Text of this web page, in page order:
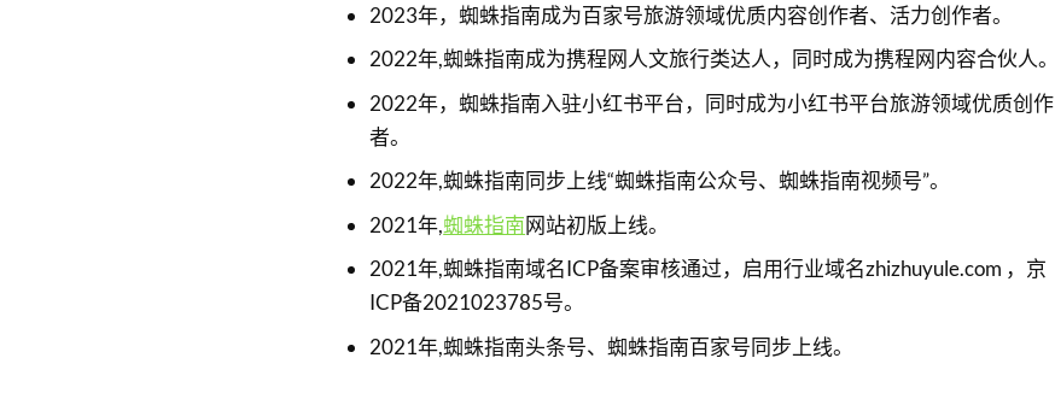
2023年，蜘蛛指南成为百家号旅游领域优质内容创作者、活力创作者。
2022年,蜘蛛指南成为携程网人文旅行类达人，同时成为携程网内容合伙人。
2022年，蜘蛛指南入驻小红书平台，同时成为小红书平台旅游领域优质创作
者。
2022年,蜘蛛指南同步上线“蜘蛛指南公众号、蜘蛛指南视频号”。
2021年,蜘蛛指南网站初版上线。
2021年,蜘蛛指南域名ICP备案审核通过，启用行业域名zhizhuyule.com ，京
ICP备2021023785号。
2021年,蜘蛛指南头条号、蜘蛛指南百家号同步上线。